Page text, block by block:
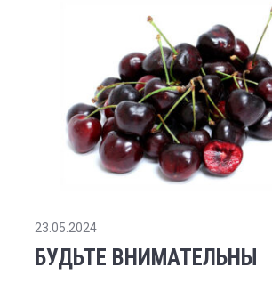
23.05.2024
БУДЬТЕ ВНИМАТЕЛЬНЫ